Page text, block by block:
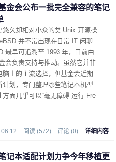
金会公布一批完全兼容的笔记
悠久却相对小众的类 Unix 开源操
并不常出现在日常 IT 闲聊
最早可追溯至 1993 年，目前由
会负责支持与推动。虽然它并非
脑上的主流选择，但基金会近期
计划，专门整理哪些笔记本机型
方面几乎可以“毫无障碍”运行 Fre
阅读 (572) 评论 (0) 详细内容
记本适配计划力争今年移植更